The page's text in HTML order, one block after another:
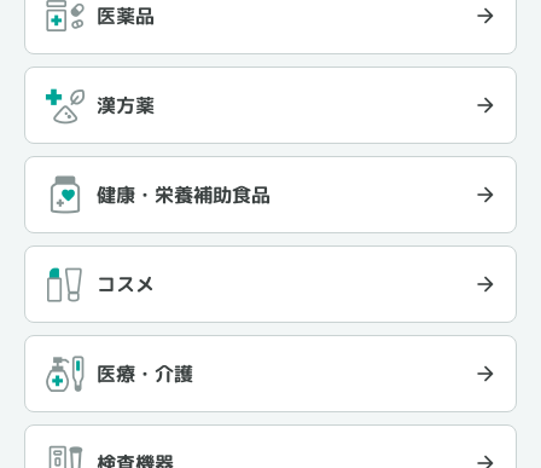
医薬品
漢方薬
健康・栄養補助食品
コスメ
医療・介護
検査機器